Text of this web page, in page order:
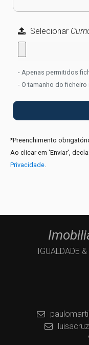
Selecionar
- Apenas permitidos
- O tamanho do ficheiro
*Preenchimento
Ao clicar em 'Enviar',
Privacidade
IGUALDADE